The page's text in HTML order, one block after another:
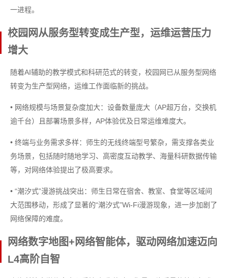
一进程。
校园网从服务型转变成生产型，运维运营压力
增大
随着AI辅助的教学模式和科研范式的转变，校园网已从服务型网络
转变为生产型网络，运维工作面临新的挑战。
• 网络规模与场景复杂度加大：设备数量庞大（AP超万台，交换机
逾千台）且部署场景多样，AP体验优及日常运维难度大。
• 终端与业务需求多样：师生的无线终端型号繁杂，需支撑各类业
务场景，包括随时随地学习、高密度互动教学、海量科研数据传输
等，对网络体验提出了极高要求。
• “潮汐式”漫游挑战突出：师生日常在宿舍、教室、食堂等区域间
大范围移动，形成了显著的“潮汐式”Wi-Fi漫游现象，进一步加剧了
网络保障的难度。
网络数字地图+网络智能体，驱动网络加速迈向
L4高阶自智